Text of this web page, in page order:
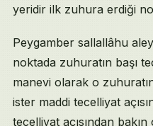
yeridir ilk zuhura erdiği
Peygamber sallallâhu
noktada zuhuratın başı
manevi olarak o
ister maddi tecelliyat
tecelliyat açısından